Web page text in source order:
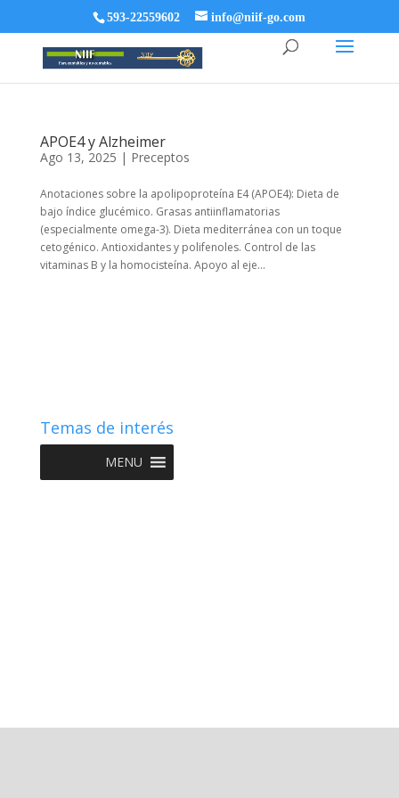
593-22559602 info@niif-go.com
APOE4 y Alzheimer
Ago 13, 2025 | Preceptos
Anotaciones sobre la apolipoproteína E4 (APOE4): Dieta de
bajo índice glucémico. Grasas antiinflamatorias
(especialmente omega-3). Dieta mediterránea con un toque
cetogénico. Antioxidantes y polifenoles. Control de las
vitaminas B y la homocisteína. Apoyo al eje...
Temas de interés
MENU